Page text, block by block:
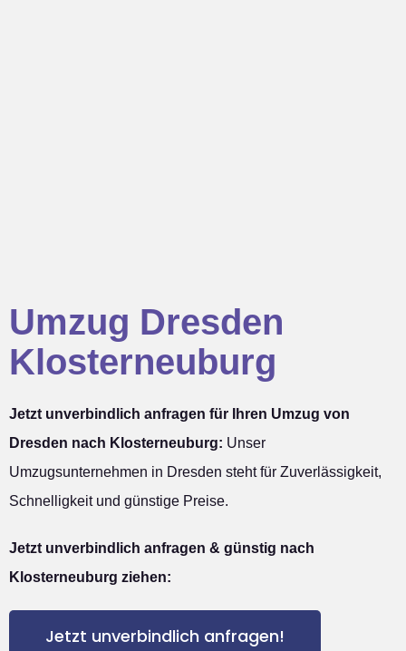
Umzug Dresden
Klosterneuburg
Jetzt unverbindlich anfragen für Ihren Umzug von
Dresden nach Klosterneuburg: Unser
Umzugsunternehmen in Dresden steht für Zuverlässigkeit,
Schnelligkeit und günstige Preise.
Jetzt unverbindlich anfragen & günstig nach
Klosterneuburg ziehen:
Jetzt unverbindlich anfragen!